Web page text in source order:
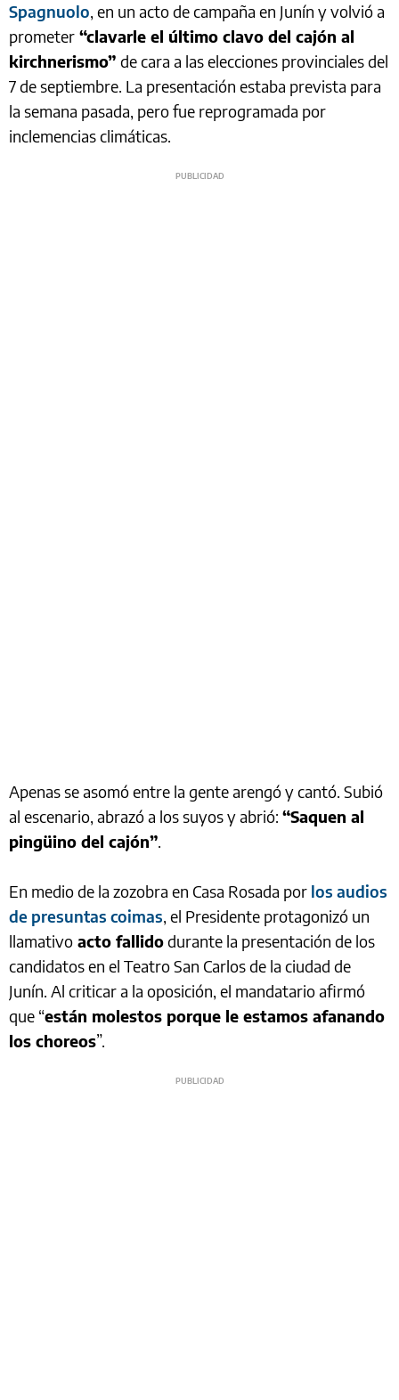
Spagnuolo, en un acto de campaña en Junín y volvió a
prometer “clavarle el último clavo del cajón al
kirchnerismo” de cara a las elecciones provinciales del
7 de septiembre. La presentación estaba prevista para
la semana pasada, pero fue reprogramada por
inclemencias climáticas.
Apenas se asomó entre la gente arengó y cantó. Subió
al escenario, abrazó a los suyos y abrió: “Saquen al
pingüino del cajón”.
En medio de la zozobra en Casa Rosada por los audios
de presuntas coimas, el Presidente protagonizó un
llamativo acto fallidodurante la presentación de los
candidatos en el Teatro San Carlos de la ciudad de
Junín. Al criticar a la oposición, el mandatario afirmó
que “están molestos porque le estamos afanando
los choreos”.